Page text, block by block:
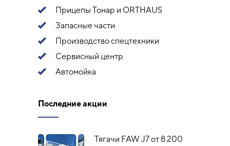
Прицепы Тонар и ORTHAUS
Запасные части
Производство спецтехники
Сервисный центр
Автомойка
Последние акции
Тягачи FAW J7 от 8 200